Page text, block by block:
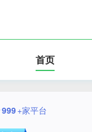
首页
999+家平台